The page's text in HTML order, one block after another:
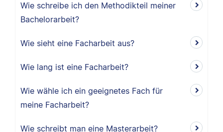
Wie schreibe ich den Methodikteil meiner
Bachelorarbeit?
Wie sieht eine Facharbeit aus?
Wie lang ist eine Facharbeit?
Wie wähle ich ein geeignetes Fach für
meine Facharbeit?
Wie schreibt man eine Masterarbeit?